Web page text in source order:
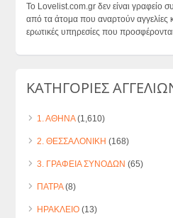
Το Lovelist.com.gr δεν είναι γραφείο
από τα άτομα που αναρτούν αγγελίες
ερωτικές υπηρεσίες που προσφέρονται.
ΚΑΤΗΓΟΡΙΕΣ
1. ΑΘΗΝΑ(1,610)
2. ΘΕΣΣΑΛΟΝΙΚΗ (168)
3. ΓΡΑΦΕΙΑ ΣΥΝΟΔΩΝ (65)
ΠΑΤΡΑ(8)
ΗΡΑΚΛΕΙΟ (13)